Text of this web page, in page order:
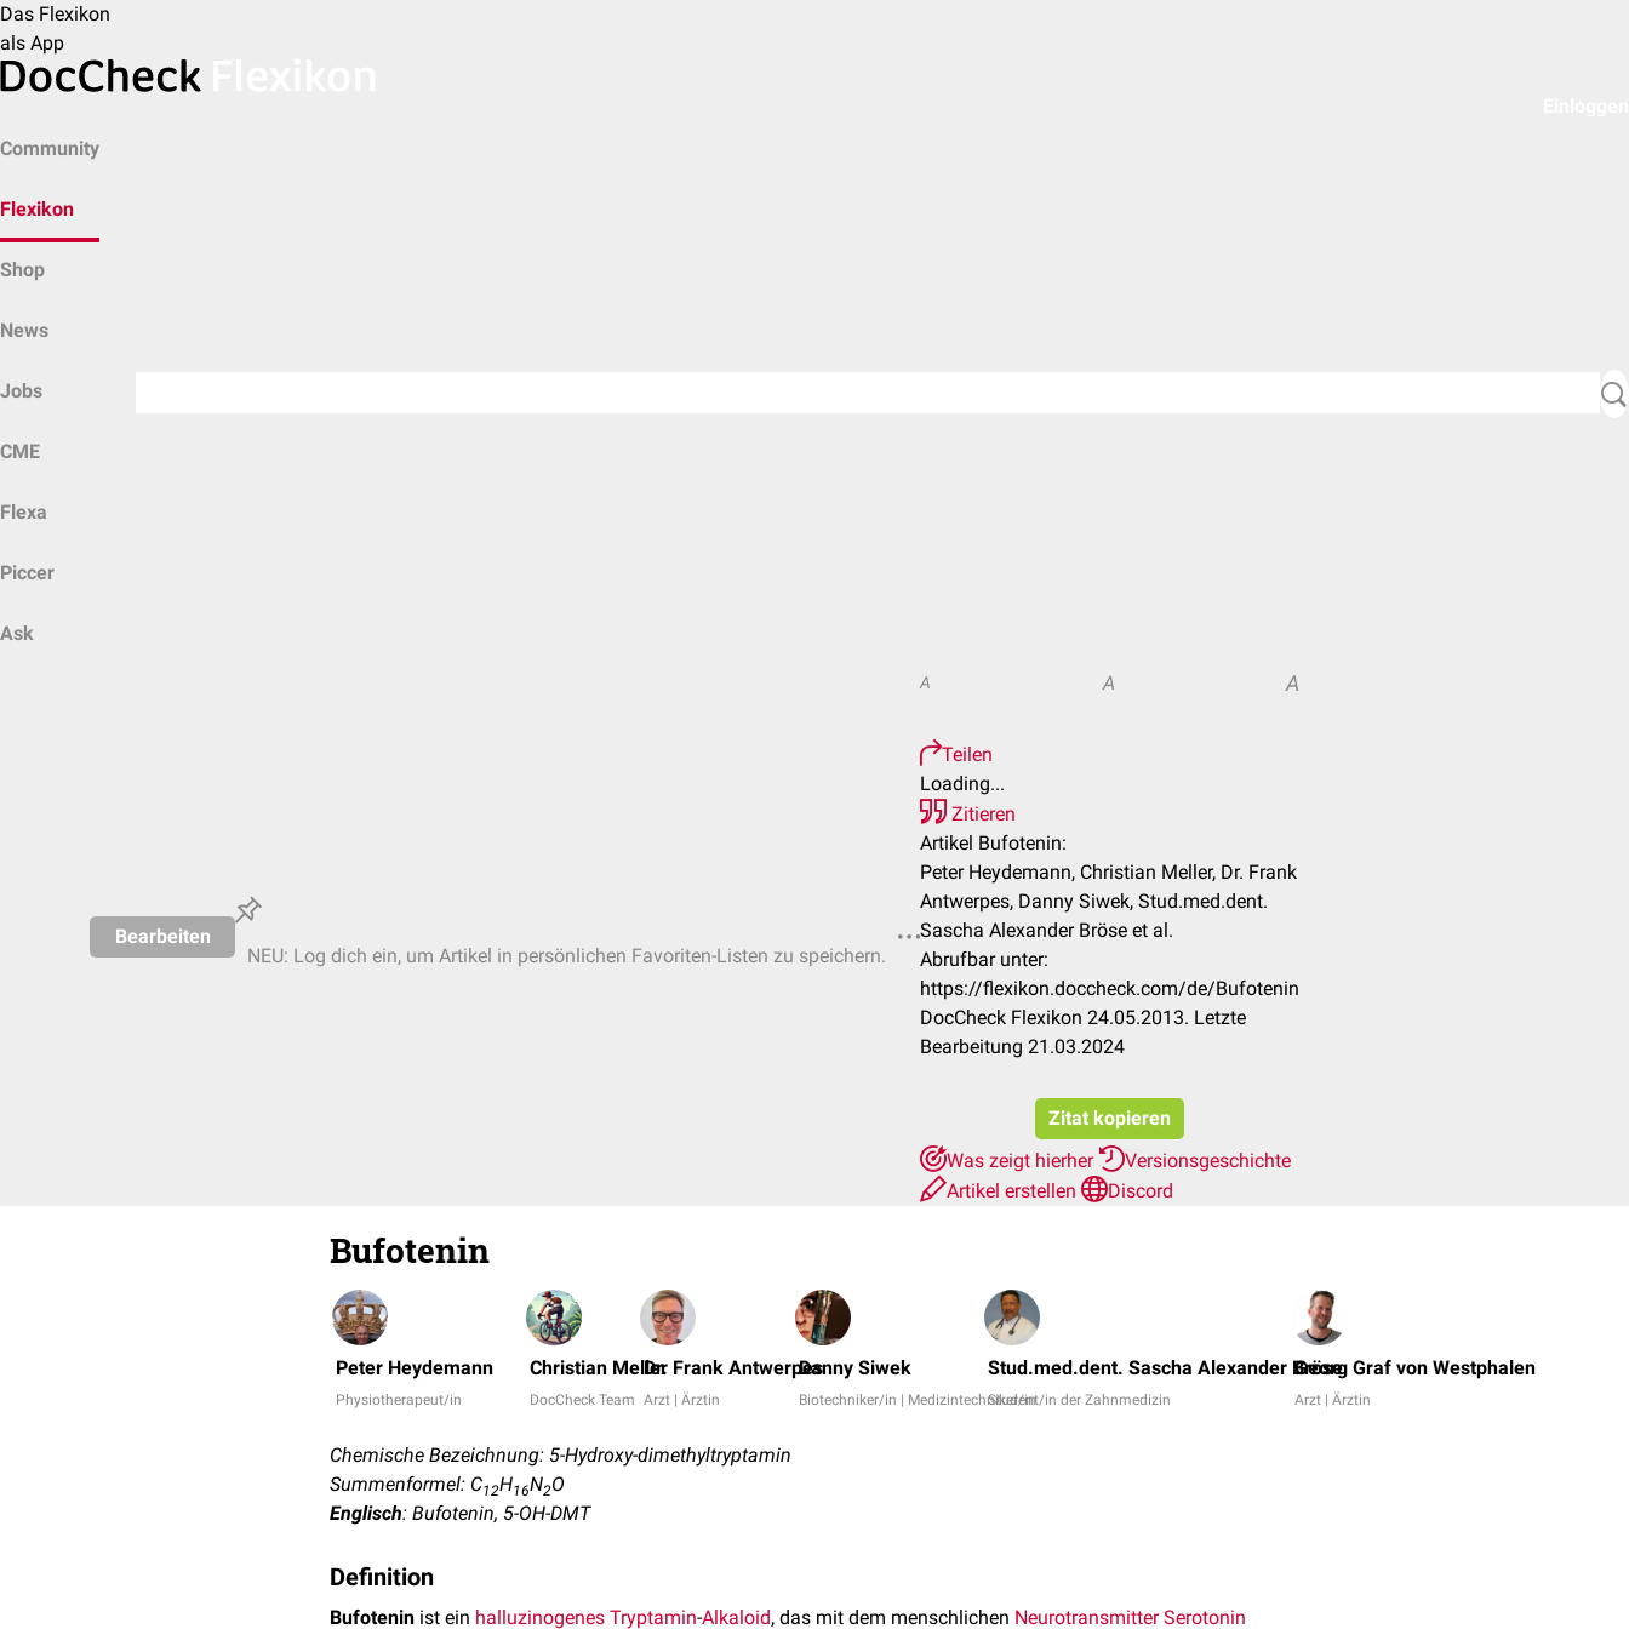
Das Flexikon
als App
Community
Flexikon
Shop
News
Jobs
CME
Flexa
Piccer
Ask
Bearbeiten
NEU: Log dich ein, um Artikel in persönlichen Favoriten-Listen zu speichern.
A A A
Teilen
Loading...
Zitieren
Artikel Bufotenin:
Peter Heydemann, Christian Meller, Dr. Frank
Antwerpes, Danny Siwek, Stud.med.dent.
Sascha Alexander Bröse et al.
Abrufbar unter:
https://flexikon.doccheck.com/de/Bufotenin
DocCheck Flexikon 24.05.2013. Letzte
Bearbeitung 21.03.2024
Zitat kopieren
Was zeigt hierher
Versionsgeschichte
Artikel erstellen
Discord
Bufotenin
Peter Heydemann
Physiotherapeut/in
Christian Meller
DocCheck Team
Dr. Frank Antwerpes
Arzt | Ärztin
Danny Siwek
Biotechniker/in | Medizintechniker/in
Stud.med.dent. Sascha Alexander Bröse
Student/in der Zahnmedizin
Georg Graf von Westphalen
Arzt | Ärztin
Chemische Bezeichnung: 5-Hydroxy-dimethyltryptamin
Summenformel: C12H16N2O
Englisch: Bufotenin, 5-OH-DMT
Definition
Bufotenin ist ein halluzinogenes Tryptamin-Alkaloid, das mit dem menschlichen Neurotransmitter Serotonin